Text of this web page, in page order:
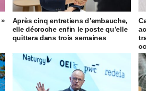
Après cinq entretiens d’embauche,
elle décroche enfin le poste qu’elle
quittera dans trois semaines